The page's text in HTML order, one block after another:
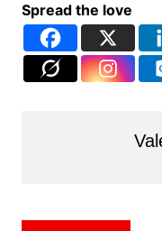
Spread the love